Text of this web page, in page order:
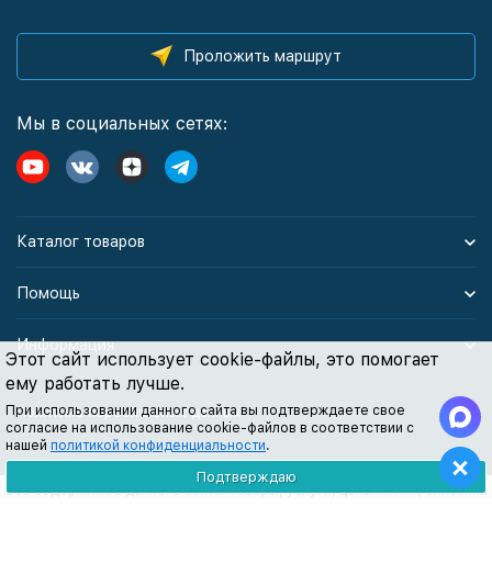
Этот сайт использует cookie-файлы, это помогает
ему работать лучше.
При использовании данного сайта вы подтверждаете свое
согласие на использование cookie-файлов в соответствии с
нашей политикой конфиденциальности.
Подтверждаю
Проложить маршрут
Мы в социальных сетях:
Каталог товаров
Помощь
Информация
Политика персональных данных
Все содержимое данного сайта: товары, услуги, цены на них, описания